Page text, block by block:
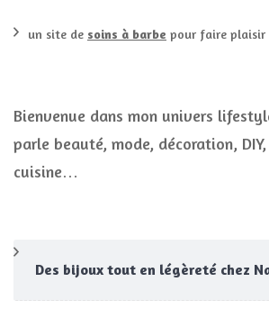
un site de soins à barbe pour faire plaisir
Bienvenue dans mon univers
parle beauté, mode, décoration,
cuisine…
Des bijoux tout en légèreté chez